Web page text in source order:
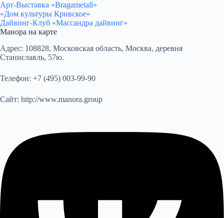
Арт-Выставка «Bragametall»
«Дом культуры Кривское»
Дайвинг-Клуб «Массандра дайвинг»
Манора на карте
Адрес: 108828, Московская область, Москва, деревня
Станиславль, 57ю.
Телефон: +7 (495) 003-99-90
Сайт: http://www.manora.group